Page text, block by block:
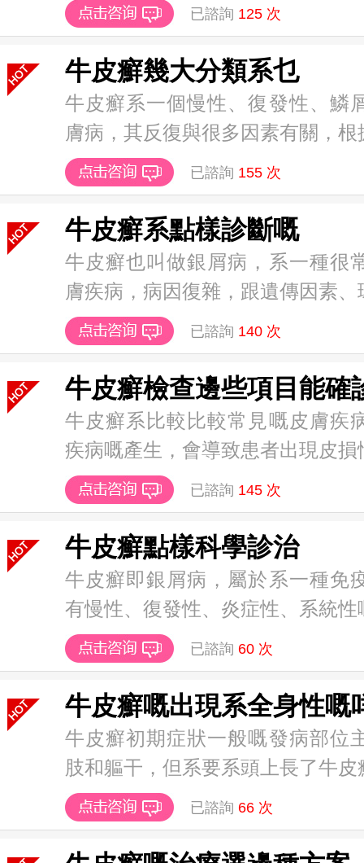
已諮詢 125 次
牛皮癬幾大分類系乜
牛皮癬系一個慢性、復發性、鱗
膚病，其反復與很多因素有關，根
已諮詢 155 次
牛皮癬系點樣診斷嘅
牛皮癬也叫做銀屑病，系一種很
膚疾病，病因復雜，跟遺傳因素、
已諮詢 140 次
牛皮癬檢查邊些項目能確
牛皮癬系比較比較常見嘅皮膚疾
疾病嘅產生，會導致患者出現皮損
已諮詢 145 次
牛皮癬點樣科學診治
牛皮癬即銀屑病，屬於系一種免
有慢性、復發性、炎症性、系統性
已諮詢 60 次
牛皮癬嘅出現系全身性嘅
牛皮癬初期症狀一般嘅發病部位
肢和軀干，但系要系頭上長了牛皮
已諮詢 66 次